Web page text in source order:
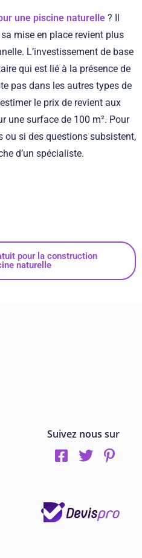
une piscine naturelle ? Il
mise en place revient plus
L’investissement de base
qui est lié à la présence de
pas dans les autres types de
le prix de revient aux
une surface de 100 m². Pour
ou si des questions subsistent,
d’un spécialiste.
pour la construction
naturelle
Suivez nous sur